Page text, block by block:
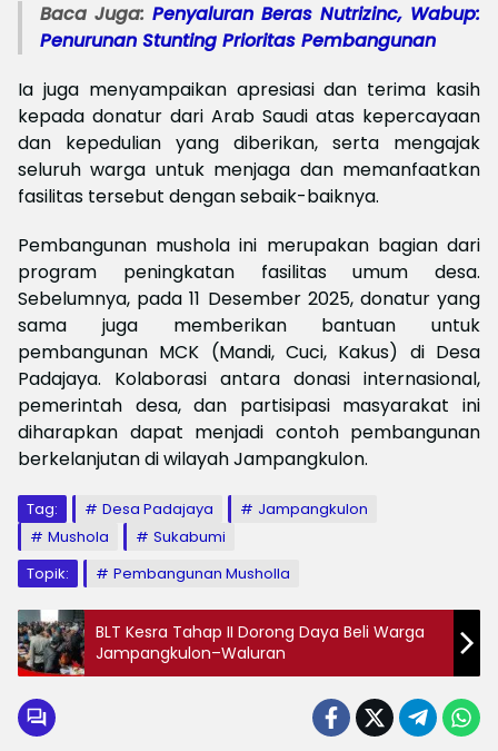
Baca Juga: Penyaluran Beras Nutrizinc, Wabup:
Penurunan Stunting Prioritas Pembangunan
Ia juga menyampaikan apresiasi dan terima kasih
kepada donatur dari Arab Saudi atas kepercayaan
dan kepedulian yang diberikan, serta mengajak
seluruh warga untuk menjaga dan memanfaatkan
fasilitas tersebut dengan sebaik-baiknya.
Pembangunan mushola ini merupakan bagian dari
program peningkatan fasilitas umum desa.
Sebelumnya, pada 11 Desember 2025, donatur yang
sama juga memberikan bantuan untuk
pembangunan MCK (Mandi, Cuci, Kakus) di Desa
Padajaya. Kolaborasi antara donasi internasional,
pemerintah desa, dan partisipasi masyarakat ini
diharapkan dapat menjadi contoh pembangunan
berkelanjutan di wilayah Jampangkulon.
Tag: Desa Padajaya
Jampangkulon
Mushola
Sukabumi
Topik:
Pembangunan Musholla
BLT Kesra Tahap II Dorong Daya Beli Warga
Jampangkulon–Waluran